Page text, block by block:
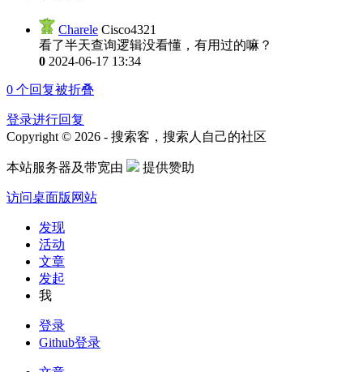
Charele Cisco4321
看了半天查询逻辑没看懂，有用过的嘛？
0 2024-06-17 13:34
0 个回复被折叠
登录进行回复
Copyright © 2026 - 搜索客，搜索人自己的社区
本站服务器及带宽由 提供赞助
访问桌面版网站
发现
活动
文章
发起
我
登录
Github登录